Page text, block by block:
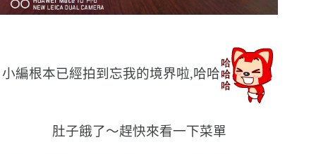
小編根本已經拍到忘我的境界啦,哈哈
肚子餓了〜趕快來看一下菜單